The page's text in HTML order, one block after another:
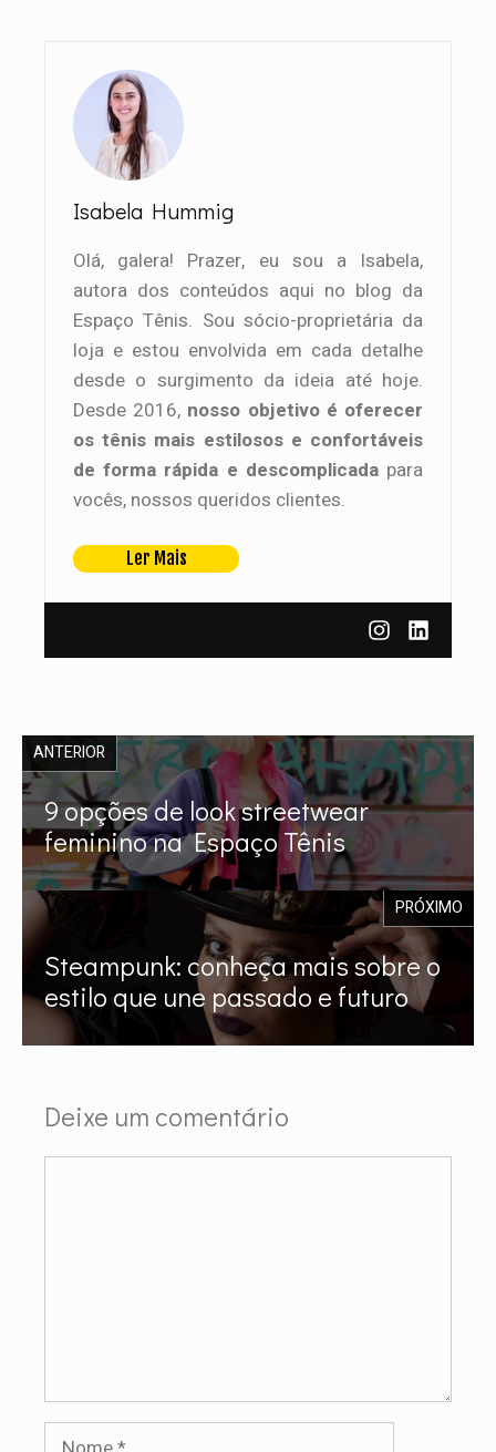
Isabela Hummig
Olá, galera! Prazer, eu sou a Isabela,
autora dos conteúdos aqui no blog da
Espaço Tênis. Sou sócio-proprietária da
loja e estou envolvida em cada detalhe
desde o surgimento da ideia até hoje.
Desde 2016, nosso objetivo é oferecer
os tênis mais estilosos e confortáveis
de forma rápida e descomplicadapara
vocês, nossos queridos clientes.
Ler Mais
ANTERIOR
9 opções de look streetwear
feminino na Espaço Tênis
PRÓXIMO
Steampunk: conheça mais sobre o
estilo que une passado e futuro
Deixe um comentário
Nome